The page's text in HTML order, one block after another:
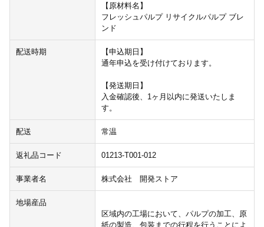
【原材料名】
フレッシュパルプ リサイクルパルプ ブレ
ンド
配送時期
【申込期日】
通年申込を受け付けております。
【発送期日】
入金確認後、1ヶ月以内に発送いたしま
す。
配送 常温
返礼品コード 01213-T001-012
事業者名 株式会社 開発ストア
地場産品
区域内の工場において、パルプの加工、原
紙の製造、包装までの行程を行うことによ